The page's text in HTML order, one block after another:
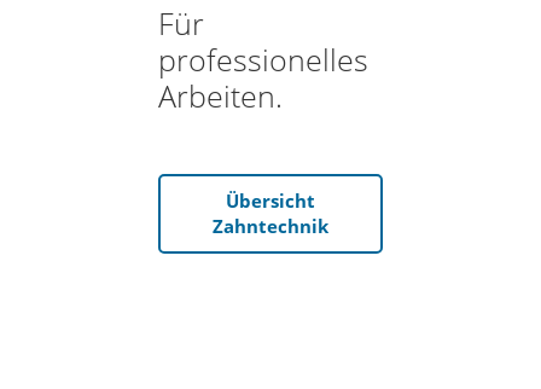
Für
professionelles
Arbeiten.
Übersicht
Zahntechnik